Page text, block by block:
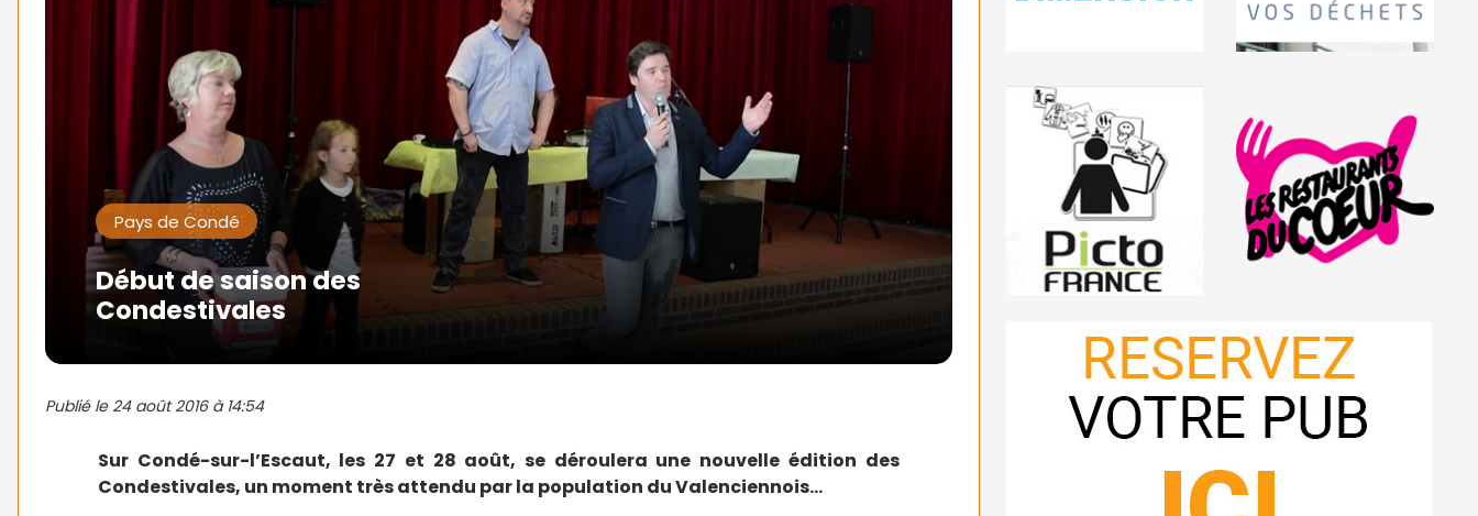
Pays de Condé
Début de saison des
Condestivales
Publié le24 août 2016 à 14:54
Sur Condé-sur-l’Escaut, les 27 et 28 août, se déroulera une nouvelle édition des
Condestivales, un moment très attendu par la population du Valenciennois…